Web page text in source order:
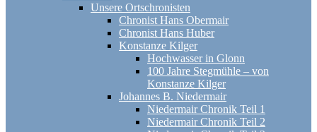
Unsere Ortschronisten
Chronist Hans Obermair
Chronist Hans Huber
Konstanze Kilger
Hochwasser in Glonn
100 Jahre Stegmühle – von
Konstanze Kilger
Johannes B. Niedermair
Niedermair Chronik Teil 1
Niedermair Chronik Teil 2